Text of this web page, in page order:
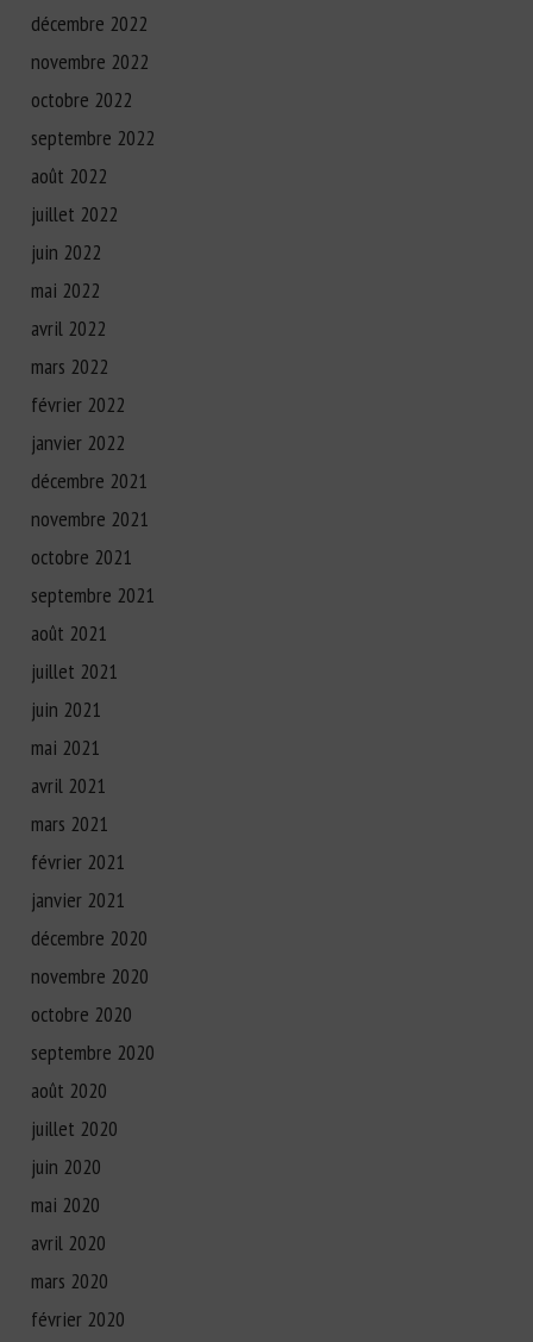
décembre 2022
novembre 2022
octobre 2022
septembre 2022
août 2022
juillet 2022
juin 2022
mai 2022
avril 2022
mars 2022
février 2022
janvier 2022
décembre 2021
novembre 2021
octobre 2021
septembre 2021
août 2021
juillet 2021
juin 2021
mai 2021
avril 2021
mars 2021
février 2021
janvier 2021
décembre 2020
novembre 2020
octobre 2020
septembre 2020
août 2020
juillet 2020
juin 2020
mai 2020
avril 2020
mars 2020
février 2020